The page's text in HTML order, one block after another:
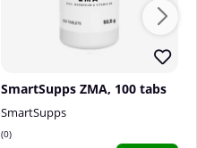
SmartSupps ZMA, 100 tabs
SmartSupps
0